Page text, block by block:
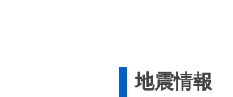
地震情報